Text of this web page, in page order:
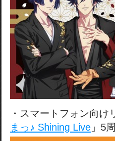
・スマートフォン向
まっ♪ Shining Live 」5